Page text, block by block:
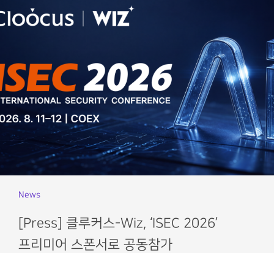
News
[Press] 클루커스-Wiz, ‘ISEC 2026’
프리미어 스폰서로 공동참가